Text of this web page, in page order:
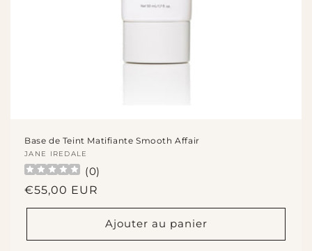
Base de Teint Matifiante Smooth Affair
Fournisseur :
JANE IREDALE
(0)
Prix
habituel
€55,00 EUR
Ajouter au panier